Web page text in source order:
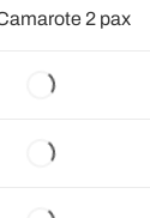
2 pax